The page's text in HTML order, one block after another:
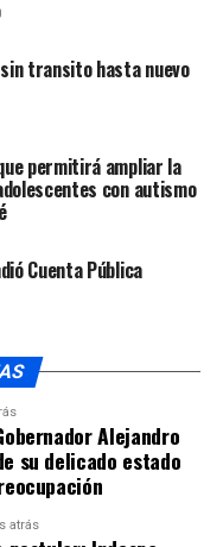
de abuso sexual
se lanzó
Influenza
transito hasta nuevo
permitirá ampliar la
con autismo
Cuenta Pública
Alejandro
su delicado estado
atrás